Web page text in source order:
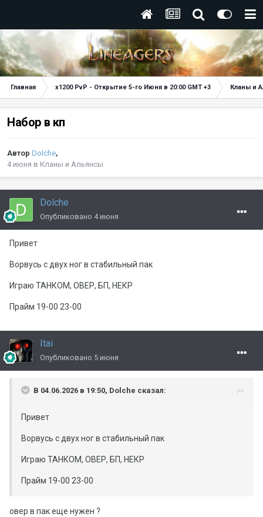
Главная x1200 PvP - Открытие 5-го Июня в 20:00 GMT +3 Кланы и
Набор в кп
Автор Dolche,
4 июня в Кланы и Альянсы
Dolche
Опубликовано 4 июня
Привет
Ворвусь с двух ног в стабильный пак
Играю ТАНКОМ, ОВЕР, БП, НЕКР
Прайм 19-00 23-00
Itai
Опубликовано 5 июня
В 04.06.2026 в 19:50, Dolche сказал:
Привет
Ворвусь с двух ног в стабильный пак
Играю ТАНКОМ, ОВЕР, БП, НЕКР
Прайм 19-00 23-00
овер в пак еще нужен ?